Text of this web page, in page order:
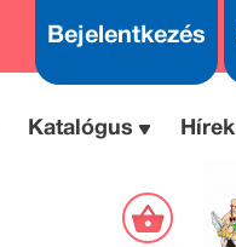
Bejelentkezés
Katalógus Hírek